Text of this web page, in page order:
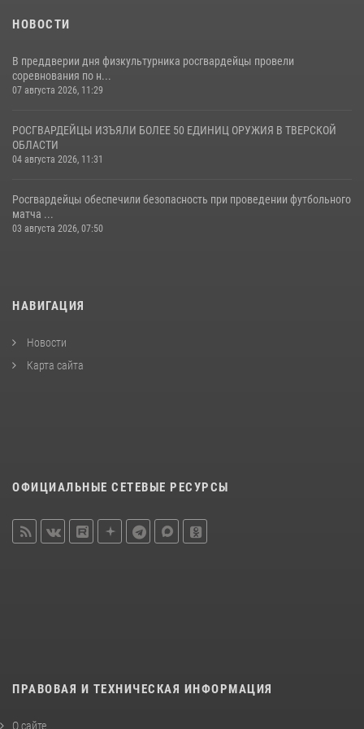
НОВОСТИ
В преддверии дня физкультурника росгвардейцы провели
соревнования по н...
07 августа 2026, 11:29
РОСГВАРДЕЙЦЫ ИЗЪЯЛИ БОЛЕЕ 50 ЕДИНИЦ ОРУЖИЯ В ТВЕРСКОЙ
ОБЛАСТИ
04 августа 2026, 11:31
Росгвардейцы обеспечили безопасность при проведении футбольного
матча ...
03 августа 2026, 07:50
НАВИГАЦИЯ
Новости
Карта сайта
ОФИЦИАЛЬНЫЕ СЕТЕВЫЕ РЕСУРСЫ
ПРАВОВАЯ И ТЕХНИЧЕСКАЯ ИНФОРМАЦИЯ
О сайте